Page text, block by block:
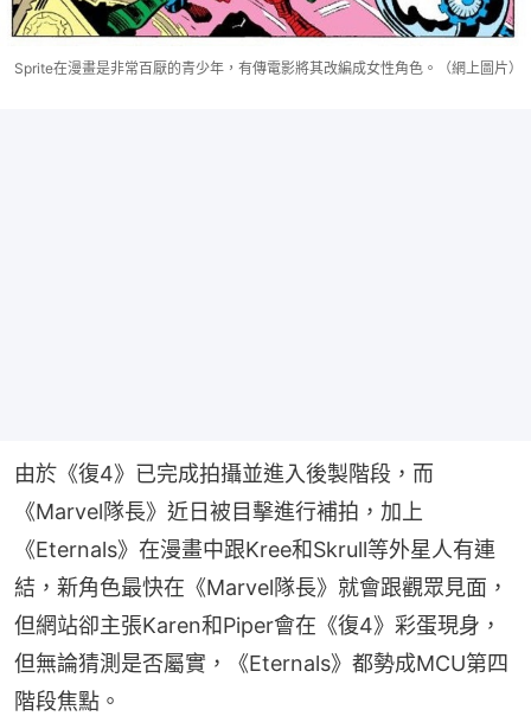
Sprite在漫畫是非常百厭的青少年，有傳電影將其改編成女性角色。（網上圖片）
由於《復4》已完成拍攝並進入後製階段，而
《Marvel隊長》近日被目擊進行補拍，加上
《Eternals》在漫畫中跟Kree和Skrull等外星人有連
結，新角色最快在《Marvel隊長》就會跟觀眾見面，
但網站卻主張Karen和Piper會在《復4》彩蛋現身，
但無論猜測是否屬實，《Eternals》都勢成MCU第四
階段焦點。